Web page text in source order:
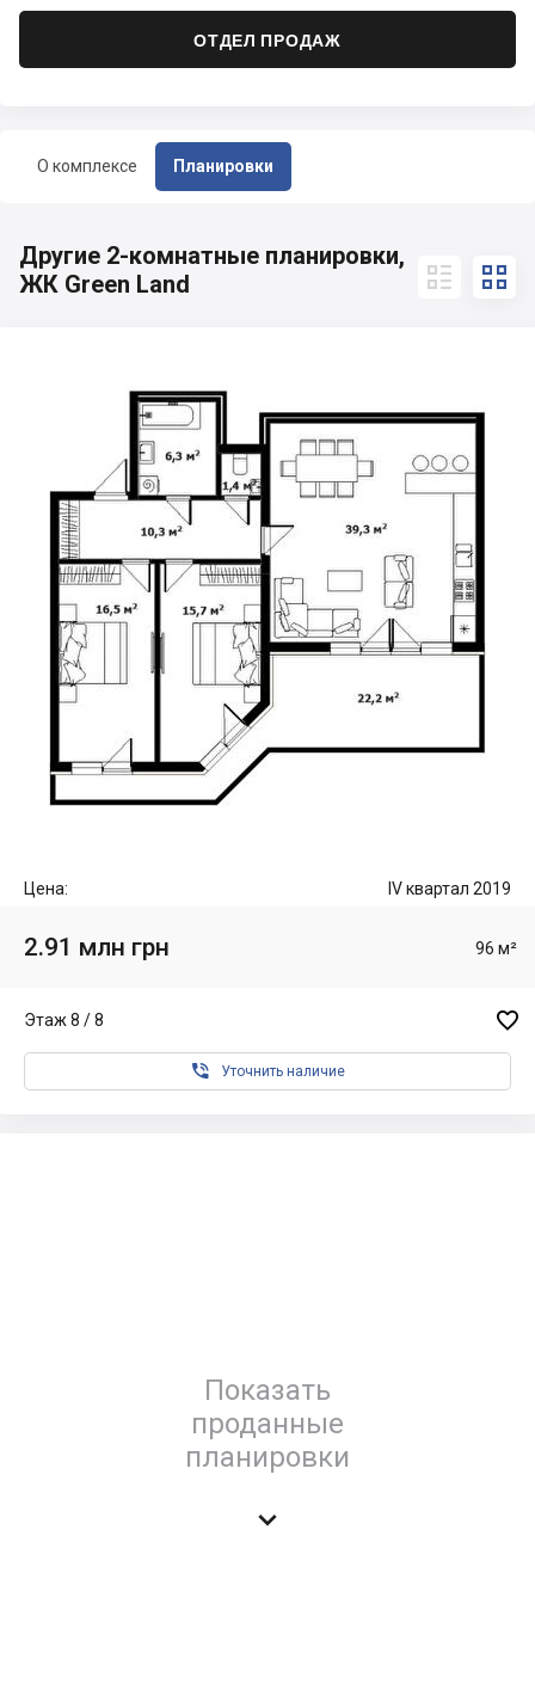
О комплексе Планировки
ОТДЕЛ ПРОДАЖ
Другие 2-комнатные планировки,
ЖК Green Land
 
Цена: IV квартал 2019
2.91 млн грн 96 м²
Этаж 8 / 8 
 Уточнить наличие
Показать
проданные
планировки
